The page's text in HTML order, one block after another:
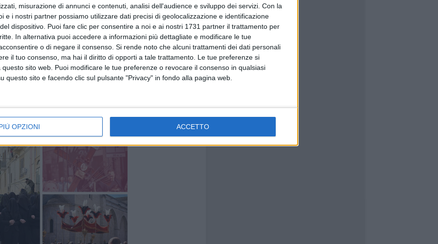
misurazione di annunci e contenuti, analisi dell'audience e sviluppo dei servizi. Con la
e i nostri partner possiamo utilizzare dati precisi di geolocalizzazione e identificazione
dispositivo. Puoi fare clic per consentire a noi e ai nostri 1731 partner il trattamento per
In alternativa puoi accedere a informazioni più dettagliate e modificare le tue
o di negare il consenso. Si rende noto che alcuni trattamenti dei dati personali
il tuo consenso, ma hai il diritto di opporti a tale trattamento. Le tue preferenze si
sito web. Puoi modificare le tue preferenze o revocare il consenso in qualsiasi
questo sito e facendo clic sul pulsante "Privacy" in fondo alla pagina web.
OPZIONI ACCETTO
tradizioni sono particolarmente radicate e vissute con
Viva ha seguito la processione eucaristico-
a Barletta, entrambe nel Venerdì Santo, e le
Desolata, oltre alla Passione vivente "Tutto è